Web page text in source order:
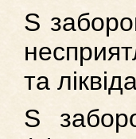
S
та
S